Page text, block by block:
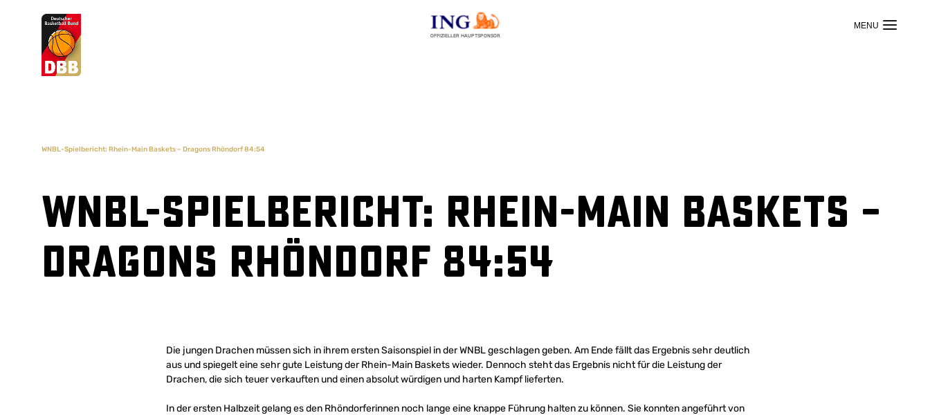
OFFIZIELLER HAUPTSPONSOR
Suchvorschläge
WNBL-Spielbericht: Rhein-Main Baskets – Dragons Rhöndorf 84:54
WNBL-Spielbericht: Rhein-Main Baskets –
Dragons Rhöndorf 84:54
Die jungen Drachen müssen sich in ihrem ersten Saisonspiel in der WNBL geschlagen geben. Am Ende fällt das Ergebnis sehr deutlich
aus und spiegelt eine sehr gute Leistung der Rhein-Main Baskets wieder. Dennoch steht das Ergebnis nicht für die Leistung der
Drachen, die sich teuer verkauften und einen absolut würdigen und harten Kampf lieferten.
In der ersten Halbzeit gelang es den Rhöndorferinnen noch lange eine knappe Führung halten zu können. Sie konnten angeführt von